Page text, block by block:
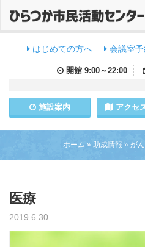
はじめての方へ 会議室
開館 9:00～22:00
施設案内 アクセ
ホーム » 助成情報 » が
医療
2019.6.30